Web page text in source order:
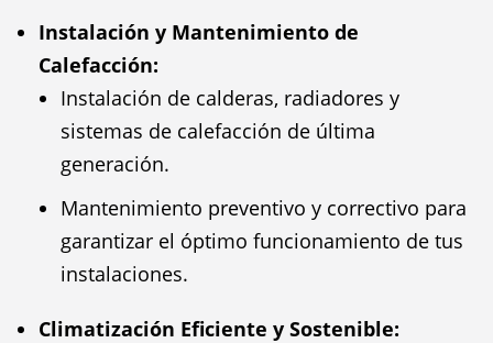
Instalación y Mantenimiento de
Calefacción:
Instalación de calderas, radiadores y
sistemas de calefacción de última
generación.
Mantenimiento preventivo y correctivo para
garantizar el óptimo funcionamiento de tus
instalaciones.
Climatización Eficiente y Sostenible: